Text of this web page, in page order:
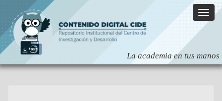
navigation